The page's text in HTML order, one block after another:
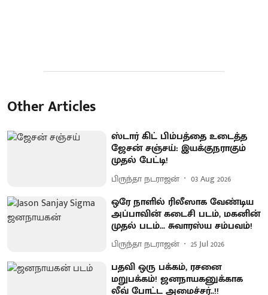
Other Articles
ஸ்டார் கிட் பிம்பத்தை உடைத்த
ஜேசன் சஞ்சய்: இயக்குநராகும்
முதல் பேட்டி!
பிருந்தா நடராஜன் 03 Aug 2026
ஒரே நாளில் ரிலீஸாக வேண்டிய
அப்பாவின் கடைசி படம், மகனின்
முதல் படம்... சுவாரஸ்ய சம்பவம்!
பிருந்தா நடராஜன் 25 Jul 2026
பதவி ஒரு பக்கம், ரசனை
மறுபக்கம்! ஜனநாயகனுக்காக
லீவ் போட்ட அமைச்சர்..!!